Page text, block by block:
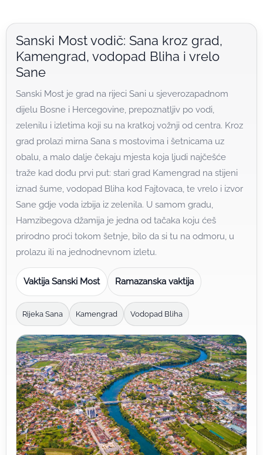
Sanski Most vodič: Sana kroz grad,
Kamengrad, vodopad Bliha i vrelo
Sane
Sanski Most je grad na rijeci Sani u sjeverozapadnom
dijelu Bosne i Hercegovine, prepoznatljiv po vodi,
zelenilu i izletima koji su na kratkoj vožnji od centra. Kroz
grad prolazi mirna Sana s mostovima i šetnicama uz
obalu, a malo dalje čekaju mjesta koja ljudi najčešće
traže kad dođu prvi put: stari grad Kamengrad na stijeni
iznad šume, vodopad Bliha kod Fajtovaca, te vrelo i izvor
Sane gdje voda izbija iz zelenila. U samom gradu,
Hamzibegova džamija je jedna od tačaka koju ćeš
prirodno proći tokom šetnje, bilo da si tu na odmoru, u
prolazu ili na jednodnevnom izletu.
Vaktija Sanski Most Ramazanska vaktija
Rijeka Sana Kamengrad Vodopad Bliha